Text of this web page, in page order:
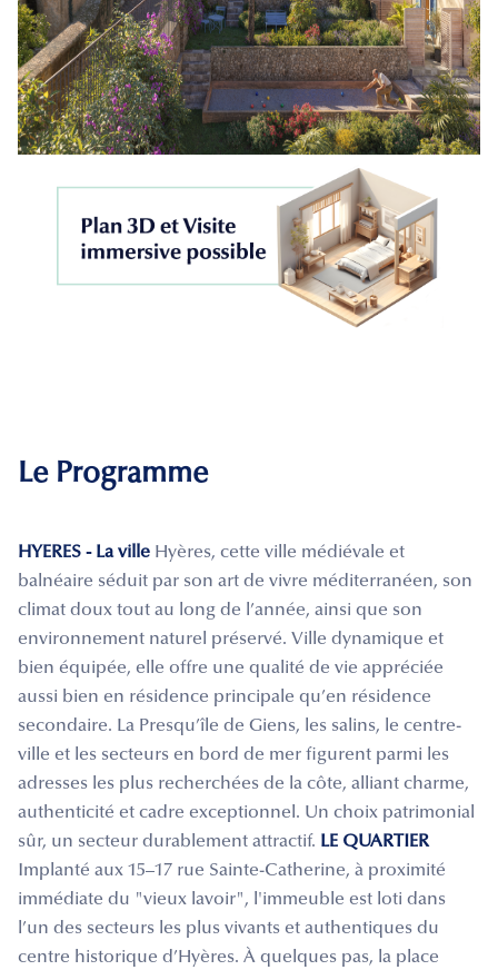
Le Programme
HYERES - La ville Hyères, cette ville médiévale et
balnéaire séduit par son art de vivre méditerranéen, son
climat doux tout au long de l’année, ainsi que son
environnement naturel préservé. Ville dynamique et
bien équipée, elle offre une qualité de vie appréciée
aussi bien en résidence principale qu’en résidence
secondaire. La Presqu’île de Giens, les salins, le centre-
ville et les secteurs en bord de mer figurent parmi les
adresses les plus recherchées de la côte, alliant charme,
authenticité et cadre exceptionnel. Un choix patrimonial
sûr, un secteur durablement attractif. LE QUARTIER
Implanté aux 15–17 rue Sainte-Catherine, à proximité
immédiate du "vieux lavoir", l'immeuble est loti dans
l’un des secteurs les plus vivants et authentiques du
centre historique d’Hyères. À quelques pas, la place